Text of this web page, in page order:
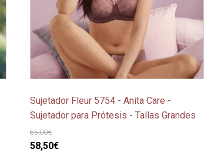
Sujetador Fleur 5754 - Anita Care -
Sujetador para Prótesis - Tallas Grandes
65,00€
El
58,50€El
pueden
elegir
en
de
producto